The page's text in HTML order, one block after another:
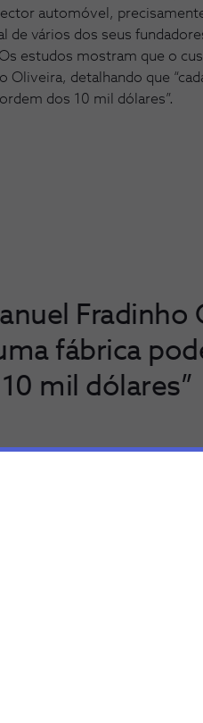
automóvel,
de vários dos seus
estudos mostram que o
Oliveira, detalhando que
dos 10 mil dólares”.
Fradinho
fábrica
mil dólares”